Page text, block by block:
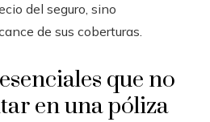
del seguro, sino
de sus coberturas.
que no
en una póliza